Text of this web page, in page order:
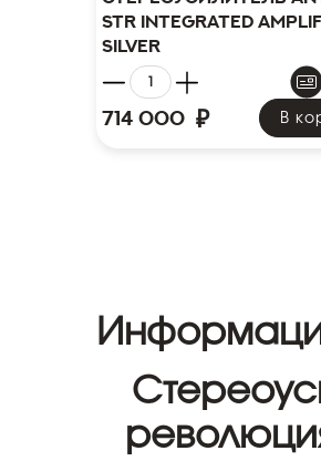
STR Integrated
silver
714 000 ₽ В